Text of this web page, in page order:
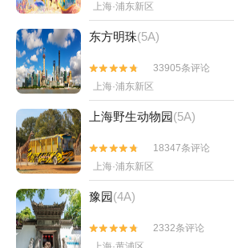
上海·浦东新区
东方明珠(5A)


33905条评论
上海·浦东新区
上海野生动物园(5A)


18347条评论
上海·浦东新区
豫园(4A)


2332条评论